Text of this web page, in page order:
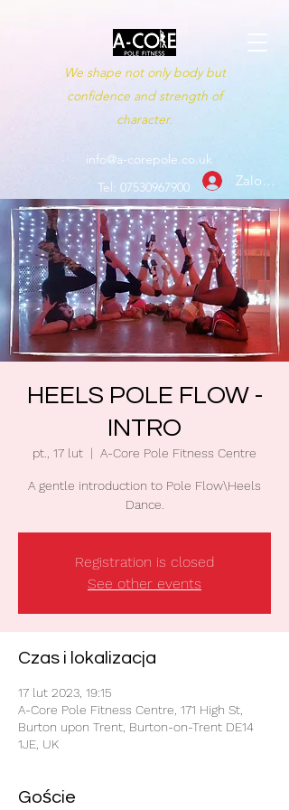
We shape not only body but
confidence and strength of
character.
info@a-corepole.co.uk
Zaloguj
Tel: 07530967900
HEELS POLE FLOW -
INTRO
pt., 17 lut
  |
A-Core Pole Fitness Centre
A gentle introduction to Pole Flow\Heels
Dance.
Registration is closed
See other events
Czas i lokalizacja
17 lut 2023, 19:15
A-Core Pole Fitness Centre, 171 High St,
Burton upon Trent, Burton-on-Trent DE14
1JE, UK
Goście